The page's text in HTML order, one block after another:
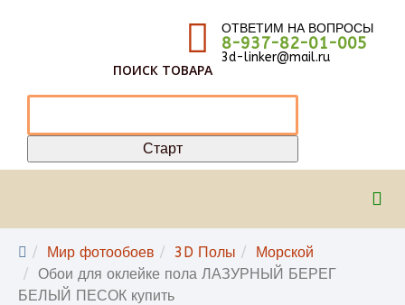
ОТВЕТИМ НА ВОПРОСЫ
8-937-82-01-005
3d-linker@mail.ru
ПОИСК ТОВАРА
Мир фотообоев 3D Полы
Морской
Обои для оклейке пола ЛАЗУРНЫЙ БЕРЕГ
БЕЛЫЙ ПЕСОК купить